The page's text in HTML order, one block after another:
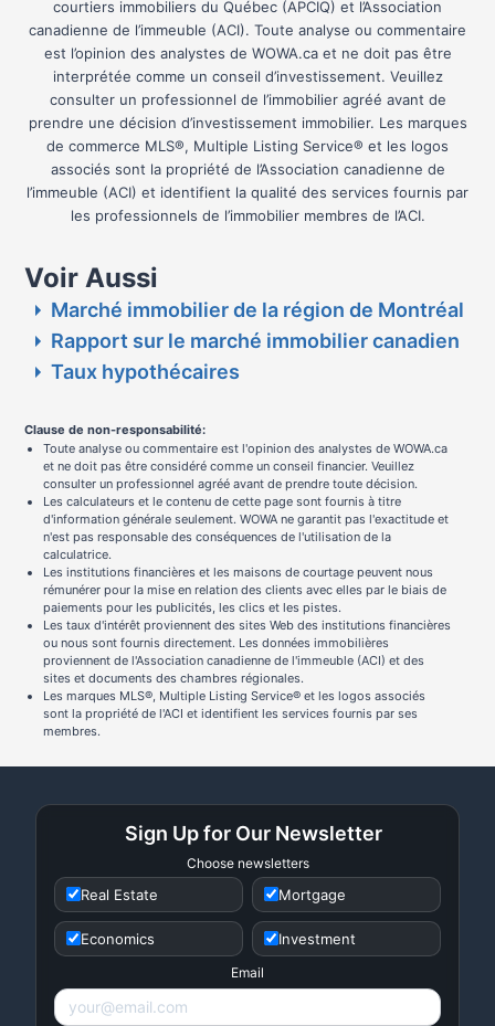
courtiers immobiliers du Québec (APCIQ) et l’Association
canadienne de l’immeuble (ACI). Toute analyse ou commentaire
est l’opinion des analystes de WOWA.ca et ne doit pas être
interprétée comme un conseil d’investissement. Veuillez
consulter un professionnel de l’immobilier agréé avant de
prendre une décision d’investissement immobilier. Les marques
de commerce MLS®, Multiple Listing Service® et les logos
associés sont la propriété de l’Association canadienne de
l’immeuble (ACI) et identifient la qualité des services fournis par
les professionnels de l’immobilier membres de l’ACI.
Voir Aussi
Marché immobilier de la région de Montréal
Rapport sur le marché immobilier canadien
Taux hypothécaires
Clause de non-responsabilité:
Toute analyse ou commentaire est l'opinion des analystes de WOWA.ca
et ne doit pas être considéré comme un conseil financier. Veuillez
consulter un professionnel agréé avant de prendre toute décision.
Les calculateurs et le contenu de cette page sont fournis à titre
d'information générale seulement. WOWA ne garantit pas l'exactitude et
n'est pas responsable des conséquences de l'utilisation de la
calculatrice.
Les institutions financières et les maisons de courtage peuvent nous
rémunérer pour la mise en relation des clients avec elles par le biais de
paiements pour les publicités, les clics et les pistes.
Les taux d'intérêt proviennent des sites Web des institutions financières
ou nous sont fournis directement. Les données immobilières
proviennent de l'Association canadienne de l'immeuble (ACI) et des
sites et documents des chambres régionales.
Les marques MLS®, Multiple Listing Service® et les logos associés
sont la propriété de l'ACI et identifient les services fournis par ses
membres.
Sign Up for Our Newsletter
Choose newsletters
Real Estate Mortgage
Economics Investment
Email